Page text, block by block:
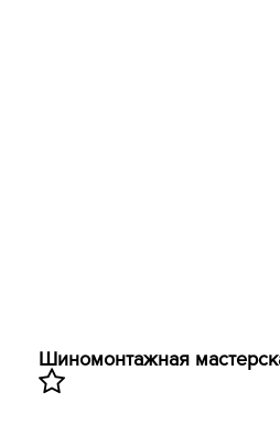
Шиномонтажная